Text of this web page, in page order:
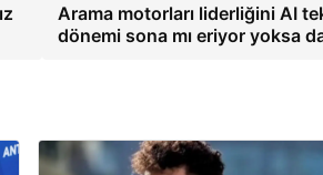
Arama motorları liderliğini AI
dönemi sona mı eriyor yoksa